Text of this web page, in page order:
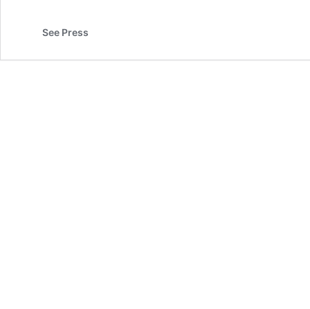
See Press